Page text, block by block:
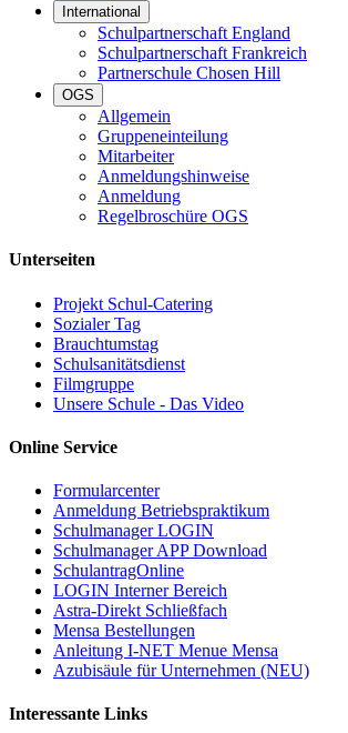
International
Schulpartnerschaft England
Schulpartnerschaft Frankreich
Partnerschule Chosen Hill
OGS
Allgemein
Gruppeneinteilung
Mitarbeiter
Anmeldungshinweise
Anmeldung
Regelbroschüre OGS
Unterseiten
Projekt Schul-Catering
Sozialer Tag
Brauchtumstag
Schulsanitätsdienst
Filmgruppe
Unsere Schule - Das Video
Online Service
Formularcenter
Anmeldung Betriebspraktikum
Schulmanager LOGIN
Schulmanager APP Download
SchulantragOnline
LOGIN Interner Bereich
Astra-Direkt Schließfach
Mensa Bestellungen
Anleitung I-NET Menue Mensa
Azubisäule für Unternehmen (NEU)
Interessante Links